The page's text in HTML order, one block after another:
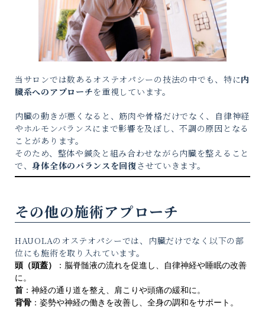
当サロンでは数あるオステオパシーの技法の中でも、特に内
臓系へのアプローチを重視しています。
内臓の動きが悪くなると、筋肉や骨格だけでなく、自律神経
やホルモンバランスにまで影響を及ぼし、不調の原因となる
ことがあります。
そのため、整体や鍼灸と組み合わせながら内臓を整えること
で、 身体全体のバランスを回復させていきます。
その他の施術アプローチ
HAUOLAのオステオパシーでは、内臓だけでなく以下の部
位にも施術を取り入れています。
頭（頭蓋）
：脳脊髄液の流れを促進し、自律神経や睡眠の改善
に。
首 ：神経の通り道を整え、肩こりや頭痛の緩和に。
背骨 ：姿勢や神経の働きを改善し、全身の調和をサポート。